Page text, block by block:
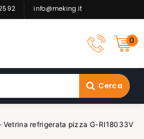
info@meking.it
0
Cerca
Vetrina refrigerata pizza G-RI18033V